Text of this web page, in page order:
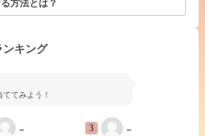
キング
てみよう！
− 3 −